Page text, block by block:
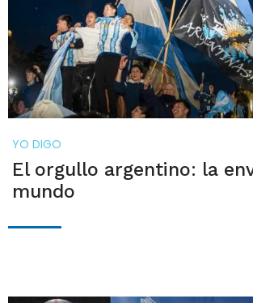
YO DIGO
El orgullo argentino: la
mundo